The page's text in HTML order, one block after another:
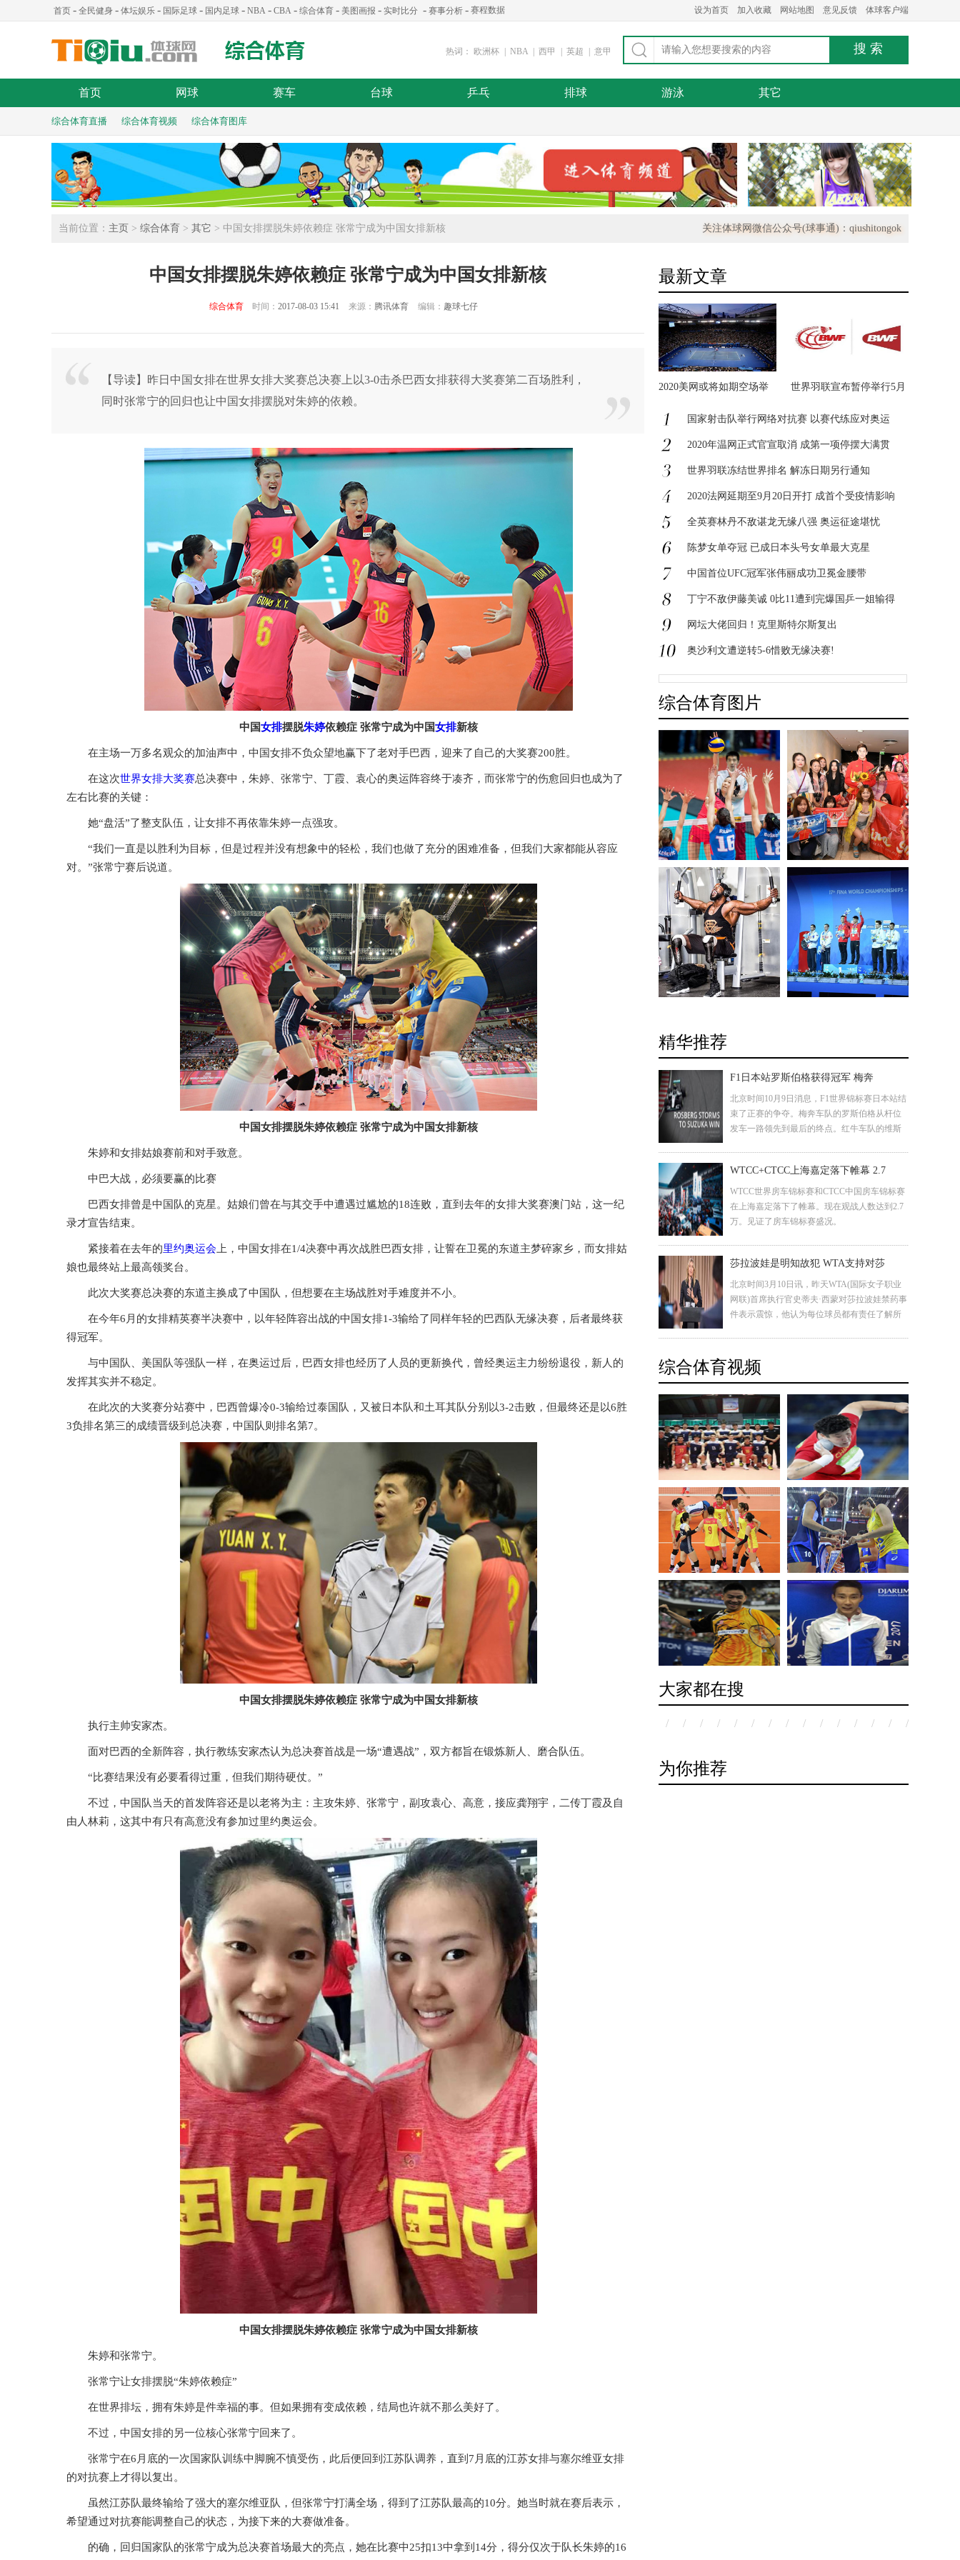
首页 - 全民健身 - 体坛娱乐 - 国际足球 - 国内足球 - NBA - CBA - 综合体育 - 美图画报 - 实时比分 - 赛事分析 - 赛程数据 设为首页 加入收藏 网站地图 意见反馈 体球客户端
热词： 欧洲杯 NBA 西甲 英超 意甲
首页 网球 赛车 台球 乒乓 排球 游泳 其它
综合体育直播 综合体育视频 综合体育图库
当前位置： 主页 > 综合体育 > 其它 > 中国女排摆脱朱婷依赖症 张常宁成为中国女排新核 关注体球网微信公众号(球事通)：qiushitongok
中国女排摆脱朱婷依赖症 张常宁成为中国女排新核
综合体育时间： 2017-08-03 15:41 来源： 腾讯体育 编辑： 趣球七仔
【导读】昨日中国女排在世界女排大奖赛总决赛上以3-0击杀巴西女排获得大奖赛第二百场胜利，
同时张常宁的回归也让中国女排摆脱对朱婷的依赖。
中国女排摆脱朱婷依赖症 张常宁成为中国女排新核
在主场一万多名观众的加油声中，中国女排不负众望地赢下了老对手巴西，迎来了自己的大奖赛200胜。
在这次世界女排大奖赛总决赛中，朱婷、张常宁、丁霞、袁心的奥运阵容终于凑齐，而张常宁的伤愈回归也成为了
左右比赛的关键：
她“盘活”了整支队伍，让女排不再依靠朱婷一点强攻。
“我们一直是以胜利为目标，但是过程并没有想象中的轻松，我们也做了充分的困难准备，但我们大家都能从容应
对。”张常宁赛后说道。
中国女排摆脱朱婷依赖症 张常宁成为中国女排新核
朱婷和女排姑娘赛前和对手致意。
中巴大战，必须要赢的比赛
巴西女排曾是中国队的克星。姑娘们曾在与其交手中遭遇过尴尬的18连败，直到去年的女排大奖赛澳门站，这一纪
录才宣告结束。
紧接着在去年的里约奥运会 上，中国女排在1/4决赛中再次战胜巴西女排，让誓在卫冕的东道主梦碎家乡，而女排姑
娘也最终站上最高领奖台。
此次大奖赛总决赛的东道主换成了中国队，但想要在主场战胜对手难度并不小。
在今年6月的女排精英赛半决赛中，以年轻阵容出战的中国女排1-3输给了同样年轻的巴西队无缘决赛，后者最终获
得冠军。
与中国队、美国队等强队一样，在奥运过后，巴西女排也经历了人员的更新换代，曾经奥运主力纷纷退役，新人的
发挥其实并不稳定。
在此次的大奖赛分站赛中，巴西曾爆冷0-3输给过泰国队，又被日本队和土耳其队分别以3-2击败，但最终还是以6胜
3负排名第三的成绩晋级到总决赛，中国队则排名第7。
中国女排摆脱朱婷依赖症 张常宁成为中国女排新核
执行主帅安家杰。
面对巴西的全新阵容，执行教练安家杰认为总决赛首战是一场“遭遇战”，双方都旨在锻炼新人、磨合队伍。
“比赛结果没有必要看得过重，但我们期待硬仗。”
不过，中国队当天的首发阵容还是以老将为主：主攻朱婷、张常宁，副攻袁心、高意，接应龚翔宇，二传丁霞及自
由人林莉，这其中有只有高意没有参加过里约奥运会。
中国女排摆脱朱婷依赖症 张常宁成为中国女排新核
朱婷和张常宁。
张常宁让女排摆脱“朱婷依赖症”
在世界排坛，拥有朱婷是件幸福的事。但如果拥有变成依赖，结局也许就不那么美好了。
不过，中国女排的另一位核心张常宁回来了。
张常宁在6月底的一次国家队训练中脚腕不慎受伤，此后便回到江苏队调养，直到7月底的江苏女排与塞尔维亚女排
的对抗赛上才得以复出。
虽然江苏队最终输给了强大的塞尔维亚队，但张常宁打满全场，得到了江苏队最高的10分。她当时就在赛后表示，
希望通过对抗赛能调整自己的状态，为接下来的大赛做准备。
的确，回归国家队的张常宁成为总决赛首场最大的亮点，她在比赛中25扣13中拿到14分，得分仅次于队长朱婷的16
最新文章
2020美网或将如期空场举
办
世界羽联宣布暂停举行5月
国家射击队举行网络对抗赛 以赛代练应对奥运
2020年温网正式官宣取消 成第一项停摆大满贯
世界羽联冻结世界排名 解冻日期另行通知
2020法网延期至9月20日开打 成首个受疫情影响
全英赛林丹不敌谌龙无缘八强 奥运征途堪忧
陈梦女单夺冠 已成日本头号女单最大克星
中国首位UFC冠军张伟丽成功卫冕金腰带
丁宁不敌伊藤美诚 0比11遭到完爆国乒一姐输得
网坛大佬回归！克里斯特尔斯复出
奥沙利文遭逆转5-6惜败无缘决赛!
综合体育图片
精华推荐
F1日本站罗斯伯格获得冠军 梅奔
北京时间10月9日消息，F1世界锦标赛日本站结
束了正赛的争夺。梅奔车队的罗斯伯格从杆位
发车一路领先到最后的终点。红牛车队的维斯
WTCC+CTCC上海嘉定落下帷幕 2.7
WTCC世界房车锦标赛和CTCC中国房车锦标赛
在上海嘉定落下了帷幕。现在观战人数达到2.7
万。见证了房车锦标赛盛况。
莎拉波娃是明知故犯 WTA支持对莎
北京时间3月10日讯，昨天WTA(国际女子职业
网联)首席执行官史蒂夫·西蒙对莎拉波娃禁药事
件表示震惊，他认为每位球员都有责任了解所
莎娃是明知故犯！对于米屈肼将被列为禁药她
至少收到
综合体育视频
大家都在搜
/ / / / / / / / / / / / / / /
为你推荐